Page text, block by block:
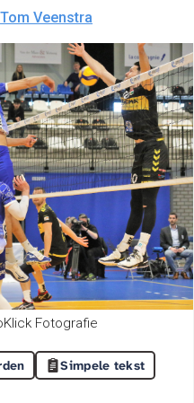
Tom Veenstra
Fotografie
Simpele tekst